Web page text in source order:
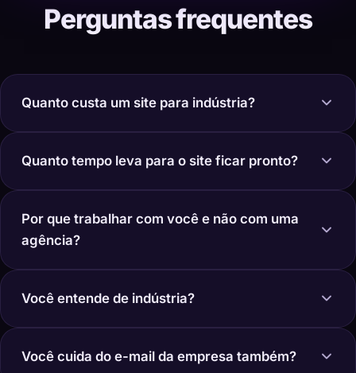
Perguntas frequentes
Quanto custa um site para indústria?
Quanto tempo leva para o site ficar pronto?
Por que trabalhar com você e não com uma
agência?
Você entende de indústria?
Você cuida do e-mail da empresa também?